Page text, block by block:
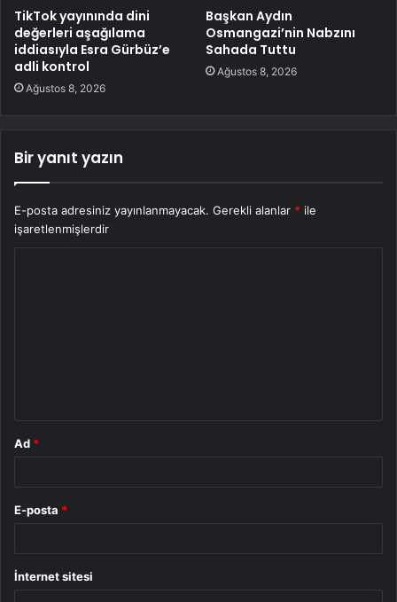
TikTok yayınında dini
değerleri aşağılama
iddiasıyla Esra Gürbüz’e
adli kontrol
Ağustos 8, 2026
Başkan Aydın
Osmangazi’nin Nabzını
Sahada Tuttu
Ağustos 8, 2026
Bir yanıt yazın
E-posta adresiniz yayınlanmayacak. Gerekli alanlar * ile
işaretlenmişlerdir
Ad *
E-posta *
İnternet sitesi